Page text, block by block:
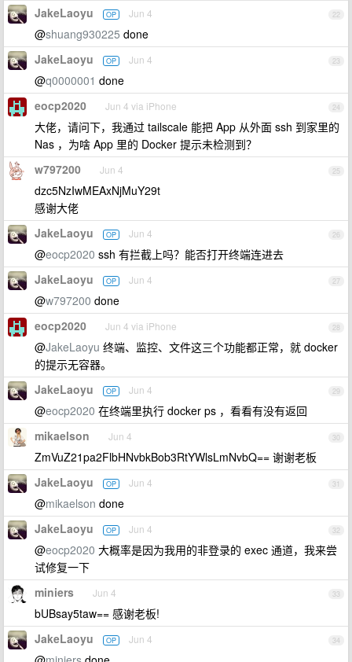
22
JakeLaoyu OP Jun 4
@shuang930225 done
23
JakeLaoyu OP Jun 4
@q0000001 done
24
eocp2020 Jun 4 via iPhone
大佬，请问下，我通过 tailscale 能把 App 从外面 ssh 到家里的
Nas ，为啥 App 里的 Docker 提示未检测到？
25
w797200 Jun 4
dzc5NzIwMEAxNjMuY29t
感谢大佬
26
JakeLaoyu OP Jun 4
@eocp2020 ssh 有拦截上吗？能否打开终端连进去
27
JakeLaoyu OP Jun 4
@w797200 done
28
eocp2020 Jun 4 via iPhone
@JakeLaoyu 终端、监控、文件这三个功能都正常，就 docker
的提示无容器。
29
JakeLaoyu OP Jun 4
@eocp2020 在终端里执行 docker ps ，看看有没有返回
30
mikaelson Jun 4
ZmVuZ21pa2FlbHNvbkBob3RtYWlsLmNvbQ== 谢谢老板
31
JakeLaoyu OP Jun 4
@mikaelson done
32
JakeLaoyu OP Jun 4
@eocp2020 大概率是因为我用的非登录的 exec 通道，我来尝
试修复一下
33
miniers Jun 4
bUBsay5taw== 感谢老板!
34
JakeLaoyu OP Jun 4